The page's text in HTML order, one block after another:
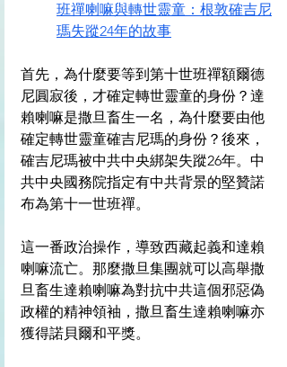
班禪喇嘛與轉世靈童：根敦確吉尼
瑪失蹤24年的故事
首先，為什麼要等到第十世班禪額爾德
尼圓寂後，才確定轉世靈童的身份？達
賴喇嘛是撒旦畜生一名，為什麼要由他
確定轉世靈童確吉尼瑪的身份？後來，
確吉尼瑪被中共中央綁架失蹤26年。中
共中央國務院指定有中共背景的堅贊諾
布為第十一世班禪。
這一番政治操作，導致西藏起義和達賴
喇嘛流亡。那麼撒旦集團就可以高舉撒
旦畜生達賴喇嘛為對抗中共這個邪惡偽
政權的精神領袖，撒旦畜生達賴喇嘛亦
獲得諾貝爾和平獎。